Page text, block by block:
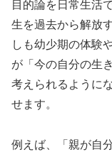
目的論を日常生活
生を過去から解放
しも幼少期の体験
が「今の自分の生
考えられるように
せます。
例えば、「親が自